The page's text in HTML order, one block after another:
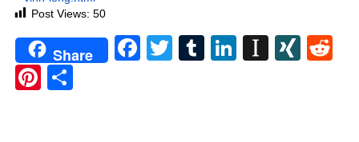
Post Views: 50
Share Facebook
TwitterTumblrLinkedIn
Pinterest